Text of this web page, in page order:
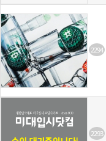
2294
2293